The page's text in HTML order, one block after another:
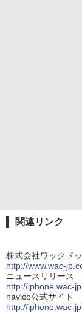
関連リンク
株式会社ワックド
http://www.wac-
ニュースリリース
http://iphone.wac-
navico公式サイト
http://iphone.wac-